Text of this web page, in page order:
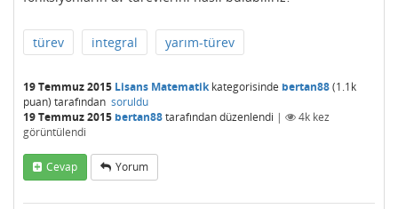
türev integral yarım-türev
19 Temmuz 2015 Lisans Matematikkategorisinde bertan88(1.1k
puan) tarafından soruldu
19 Temmuz 2015 bertan88tarafındandüzenlendi | 4k kez
görüntülendi
Cevap Yorum